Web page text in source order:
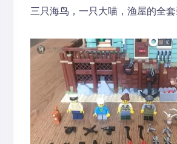
三只海鸟，一只大喵，渔屋的全套